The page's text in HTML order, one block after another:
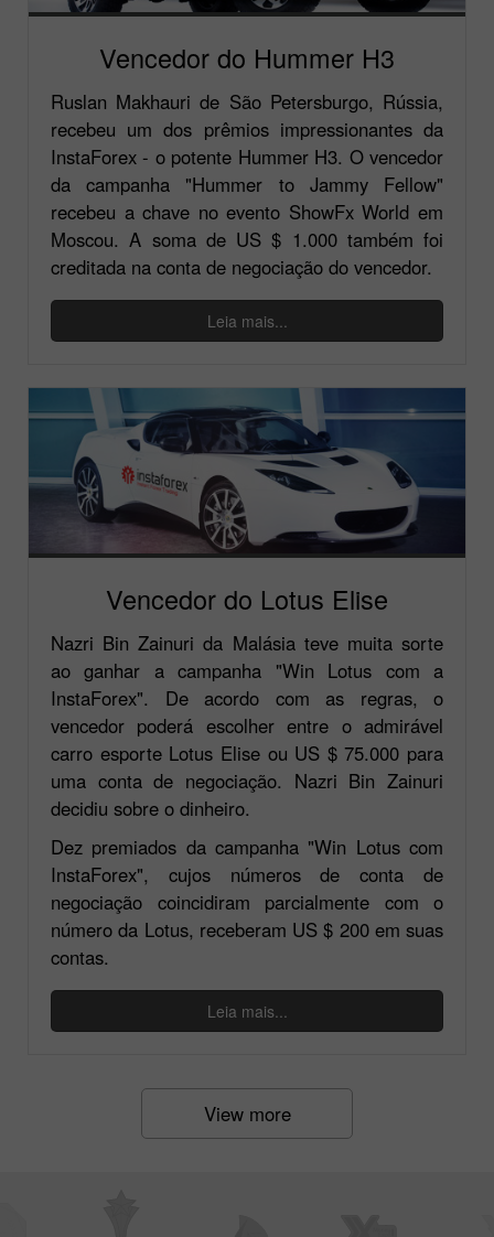
Vencedor do Hummer H3
Ruslan Makhauri de São Petersburgo, Rússia,
recebeu um dos prêmios impressionantes da
InstaForex - o potente Hummer H3. O vencedor
da campanha "Hummer to Jammy Fellow"
recebeu a chave no evento ShowFx World em
Moscou. A soma de US $ 1.000 também foi
creditada na conta de negociação do vencedor.
Leia mais...
Vencedor do Lotus Elise
Nazri Bin Zainuri da Malásia teve muita sorte
ao ganhar a campanha "Win Lotus com a
InstaForex". De acordo com as regras, o
vencedor poderá escolher entre o admirável
carro esporte Lotus Elise ou US $ 75.000 para
uma conta de negociação. Nazri Bin Zainuri
decidiu sobre o dinheiro.
Dez premiados da campanha "Win Lotus com
InstaForex", cujos números de conta de
negociação coincidiram parcialmente com o
número da Lotus, receberam US $ 200 em suas
contas.
Leia mais...
View more